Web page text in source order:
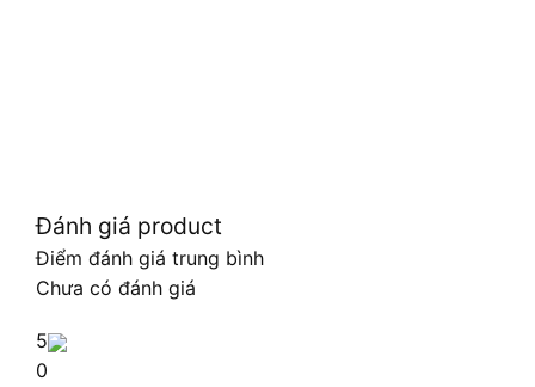
Đánh giá product
Điểm đánh giá trung bình
Chưa có đánh giá
5
0